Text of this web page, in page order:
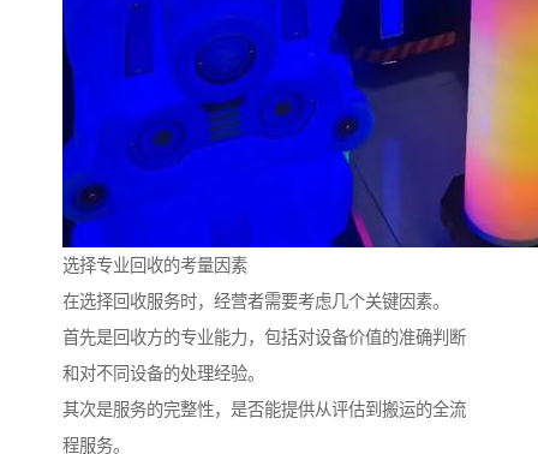
选择专业回收的考量因素
在选择回收服务时，经营者需要考虑几个关键因素。
首先是回收方的专业能力，包括对设备价值的准确判断
和对不同设备的处理经验。
其次是服务的完整性，是否能提供从评估到搬运的全流
程服务。